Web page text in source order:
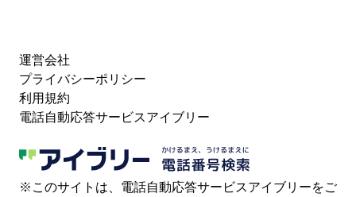
運営会社
プライバシーポリシー
利用規約
電話自動応答サービスアイブリー
※このサイトは、電話自動応答サービスアイブリーをご